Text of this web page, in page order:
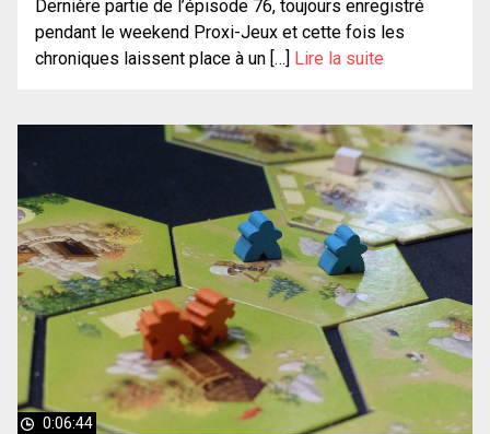
Dernière partie de l’épisode 76, toujours enregistré
pendant le weekend Proxi-Jeux et cette fois les
chroniques laissent place à un […] Lire la suite
0:06:44